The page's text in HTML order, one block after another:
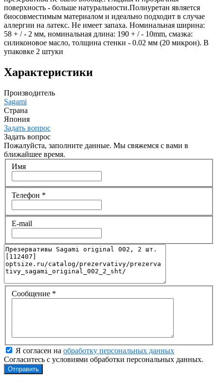
поверхность - больше натуральности.Полиуретан является
биосовместимым материалом и идеально подходит в случае
аллергии на латекс. Не имеет запаха. Номинальная ширина:
58 + / - 2 мм, номинальная длина: 190 + / - 10mm, смазка:
силиконовое масло, толщина стенки - 0.02 мм (20 микрон). В
упаковке 2 штуки
Характеристики
Производитель
Sagami
Страна
Япония
Задать вопрос
Задать вопрос
Пожалуйста, заполните данные. Мы свяжемся с вами в
ближайшее время.
Имя
Телефон *
E-mail
Сообщение *
Я согласен на обработку персональных данных
Согласитесь с условиями обработки персональных данных.